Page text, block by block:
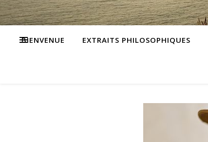
BIENVENUE EXTRAITS PHILOSOPHIQUES